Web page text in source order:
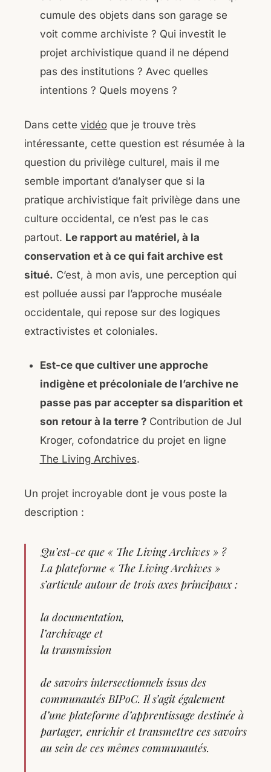
cumule des objets dans son garage se
voit comme archiviste ? Qui investit le
projet archivistique quand il ne dépend
pas des institutions ? Avec quelles
intentions ? Quels moyens ?
Dans cette vidéo que je trouve très
intéressante, cette question est résumée à la
question du privilège culturel, mais il me
semble important d’analyser que si la
pratique archivistique fait privilège dans une
culture occidental, ce n’est pas le cas
partout. Le rapport au matériel, à la
conservation et à ce qui fait archive est
situé. C’est, à mon avis, une perception qui
est polluée aussi par l’approche muséale
occidentale, qui repose sur des logiques
extractivistes et coloniales.
Est-ce que cultiver une approche
indigène et précoloniale de l’archive ne
passe pas par accepter sa disparition et
son retour à la terre ? Contribution de Jul
Kroger, cofondatrice du projet en ligne
The Living Archives.
Un projet incroyable dont je vous poste la
description :
Qu’est-ce que « The Living Archives » ?
La plateforme « The Living Archives »
s’articule autour de trois axes principaux :
la documentation,
l’archivage et
la transmission
de savoirs intersectionnels issus des
communautés BIPoC. Il s’agit également
d’une plateforme d’apprentissage destinée à
partager, enrichir et transmettre ces savoirs
au sein de ces mêmes communautés.